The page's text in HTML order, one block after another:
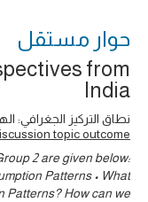
حوار ‎مستقل
from
India
نطاق التركيز الجغرافي:
topic outcome
2 are given below:
Patterns • What
Patterns? How can we